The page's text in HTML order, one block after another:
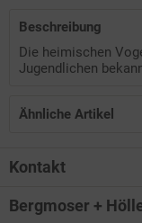
Beschreibung
Die heimischen
Jugendlichen
Ähnliche Artikel
Kontakt
Bergmoser +